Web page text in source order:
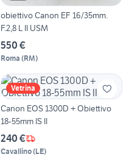
obiettivo Canon EF 16/35mm.
F.2,8 L II USM
550 €
Roma (RM)
Vetrina
Canon EOS 1300D + Obiettivo
18-55mm IS II
240 €
Cavallino(LE)